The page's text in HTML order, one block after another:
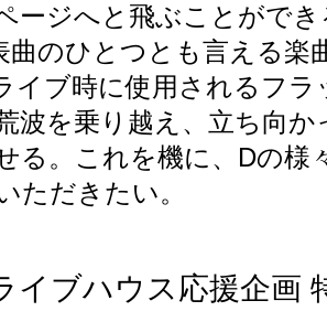
ージへと飛ぶことがで
曲のひとつとも言える楽
イブ時に使用されるフ
波を乗り越え、立ち向か
る。これを機に、Dの様
ただきたい。
イブハウス応援企画